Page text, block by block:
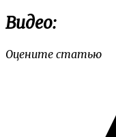
Видео:
Оцените статью